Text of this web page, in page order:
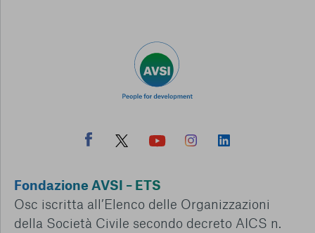
Fondazione AVSI – ETS
Osc iscritta all’Elenco delle Organizzazioni
della Società Civile secondo decreto AICS n.